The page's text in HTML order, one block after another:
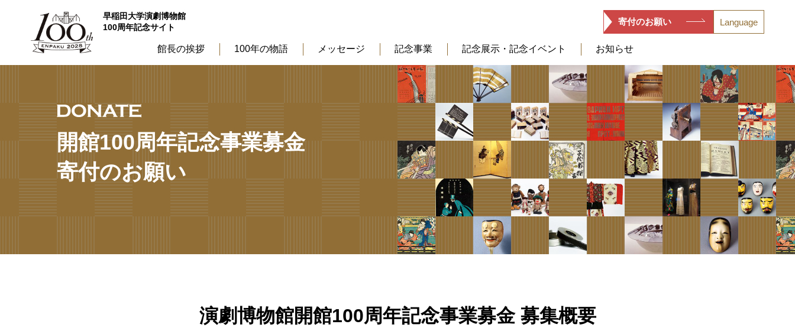
早稲田大学演劇博物館
100周年記念サイト
寄付のお願い Language
館長の挨拶 100年の物語 メッセージ 記念事業 記念展示・記念イベント お知らせ
開館100周年記念事業募金
寄付のお願い
演劇博物館開館100周年記念事業募金 募集概要